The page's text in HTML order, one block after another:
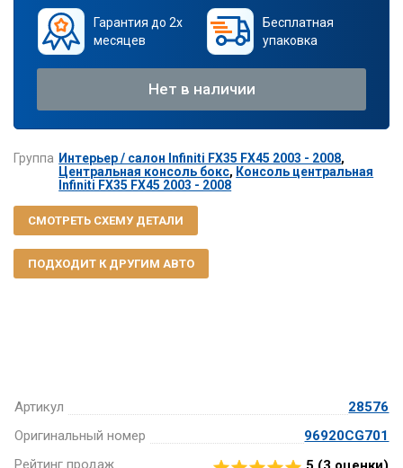
Артикул
28576
Оригинальный номер
96920CG701
Рейтинг продаж
Гарантия до 2х
месяцев
Бесплатная
упаковка
Нет в наличии
Группа Интерьер / салон Infiniti FX35 FX45 2003 - 2008,
Центральная консоль бокс, Консоль центральная
Infiniti FX35 FX45 2003 - 2008
СМОТРЕТЬ СХЕМУ ДЕТАЛИ
ПОДХОДИТ К ДРУГИМ АВТО